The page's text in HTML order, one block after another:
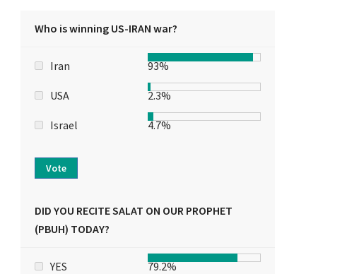
Who is winning US-IRAN war?
Iran 93%
USA 2.3%
Israel 4.7%
Vote
DID YOU RECITE SALAT ON OUR PROPHET
(PBUH) TODAY?
YES 79.2%